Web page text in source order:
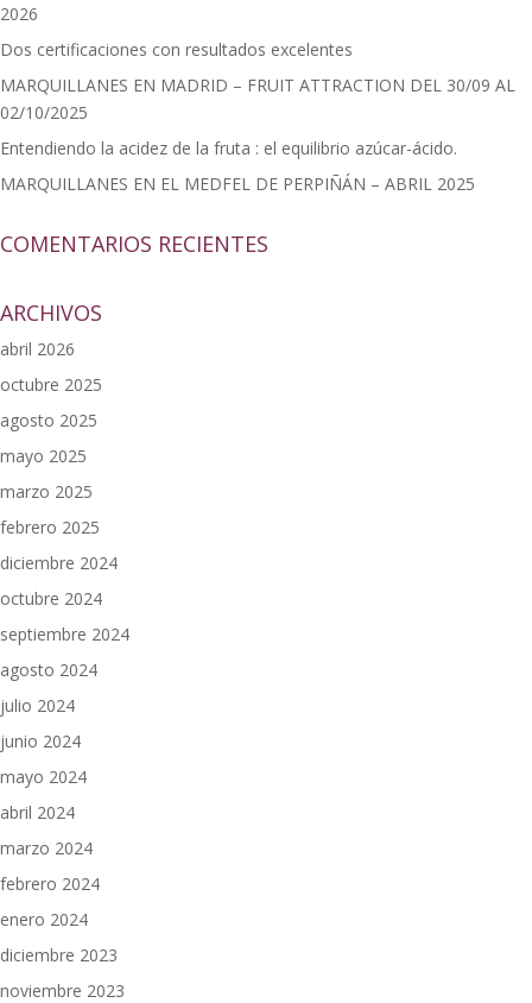
2026
Dos certificaciones con resultados excelentes
MARQUILLANES EN MADRID – FRUIT ATTRACTION DEL 30/09 AL
02/10/2025
Entendiendo la acidez de la fruta : el equilibrio azúcar-ácido.
MARQUILLANES EN EL MEDFEL DE PERPIÑÁN – ABRIL 2025
COMENTARIOS RECIENTES
ARCHIVOS
abril 2026
octubre 2025
agosto 2025
mayo 2025
marzo 2025
febrero 2025
diciembre 2024
octubre 2024
septiembre 2024
agosto 2024
julio 2024
junio 2024
mayo 2024
abril 2024
marzo 2024
febrero 2024
enero 2024
diciembre 2023
noviembre 2023